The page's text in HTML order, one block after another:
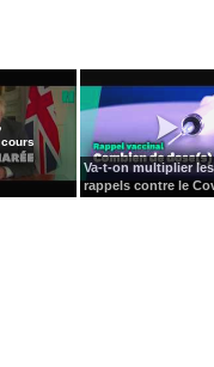
Va-t-on multiplier les
rappels contre le